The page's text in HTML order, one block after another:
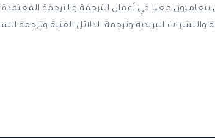
معنا في أعمال الترجمة والترجمة المعتمدة أو
البريدية وترجمة الدلائل الفنية وترجمة